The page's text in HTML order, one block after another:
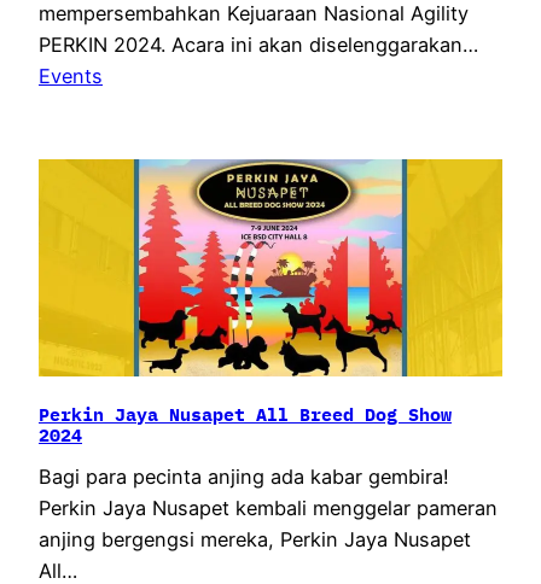
mempersembahkan Kejuaraan Nasional Agility
PERKIN 2024. Acara ini akan diselenggarakan…
Events
Perkin Jaya Nusapet All Breed Dog Show
2024
Bagi para pecinta anjing ada kabar gembira!
Perkin Jaya Nusapet kembali menggelar pameran
anjing bergengsi mereka, Perkin Jaya Nusapet
All…